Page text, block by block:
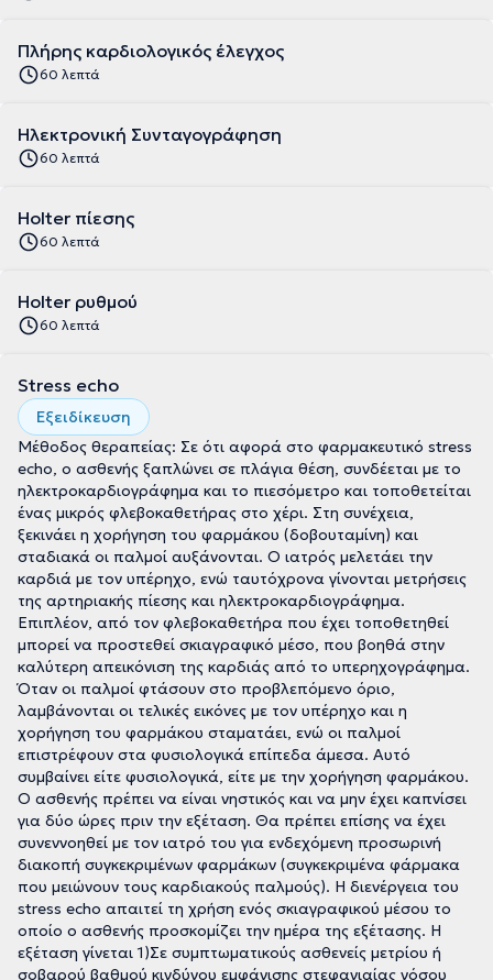
Πλήρης καρδιολογικός έλεγχος
60 λεπτά
Ηλεκτρονική Συνταγογράφηση
60 λεπτά
Holter πίεσης
60 λεπτά
Holter ρυθμού
60 λεπτά
Stress echo
Εξειδίκευση
Μέθοδος θεραπείας: Σε ότι αφορά στο φαρμακευτικό stress
echo, ο ασθενής ξαπλώνει σε πλάγια θέση, συνδέεται με το
ηλεκτροκαρδιογράφημα και το πιεσόμετρο και τοποθετείται
ένας μικρός φλεβοκαθετήρας στο χέρι. Στη συνέχεια,
ξεκινάει η χορήγηση του φαρμάκου (δοβουταμίνη) και
σταδιακά οι παλμοί αυξάνονται. Ο ιατρός μελετάει την
καρδιά με τον υπέρηχο, ενώ ταυτόχρονα γίνονται μετρήσεις
της αρτηριακής πίεσης και ηλεκτροκαρδιογράφημα.
Επιπλέον, από τον φλεβοκαθετήρα που έχει τοποθετηθεί
μπορεί να προστεθεί σκιαγραφικό μέσο, που βοηθά στην
καλύτερη απεικόνιση της καρδιάς από το υπερηχογράφημα.
Όταν οι παλμοί φτάσουν στο προβλεπόμενο όριο,
λαμβάνονται οι τελικές εικόνες με τον υπέρηχο και η
χορήγηση του φαρμάκου σταματάει, ενώ οι παλμοί
επιστρέφουν στα φυσιολογικά επίπεδα άμεσα. Αυτό
συμβαίνει είτε φυσιολογικά, είτε με την χορήγηση φαρμάκου.
O ασθενής πρέπει να είναι νηστικός και να μην έχει καπνίσει
για δύο ώρες πριν την εξέταση. Θα πρέπει επίσης να έχει
συνεννοηθεί με τον ιατρό του για ενδεχόμενη προσωρινή
διακοπή συγκεκριμένων φαρμάκων (συγκεκριμένα φάρμακα
που μειώνουν τους καρδιακούς παλμούς). Η διενέργεια του
stress echo απαιτεί τη χρήση ενός σκιαγραφικού μέσου το
οποίο ο ασθενής προσκομίζει την ημέρα της εξέτασης. Η
εξέταση γίνεται 1)Σε συμπτωματικούς ασθενείς μετρίου ή
σοβαρού βαθμού κινδύνου εμφάνισης στεφανιαίας νόσου